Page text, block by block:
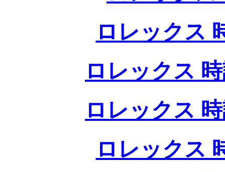
ロレックス
ロレックス
ロレックス
ロレックス